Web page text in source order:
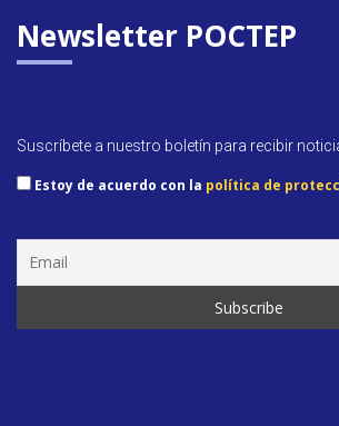
Newsletter POCTEP
Suscríbete a nuestro boletín para recibir
Estoy de acuerdo con la política de